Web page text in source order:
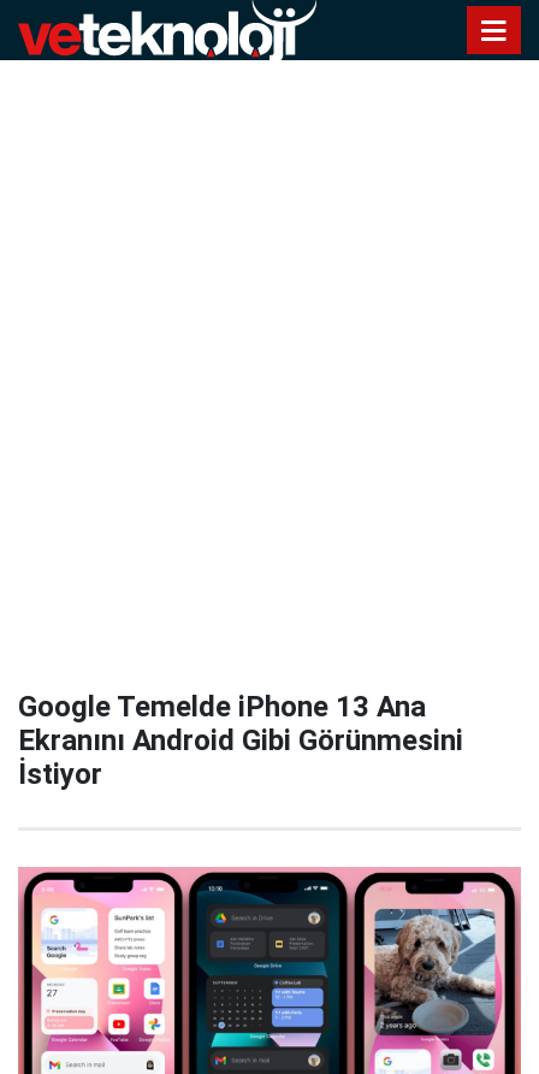
Google Temelde iPhone 13 Ana
Ekranını Android Gibi Görünmesini
İstiyor